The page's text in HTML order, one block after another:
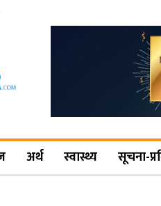
अर्थ स्वास्थ्य सूचना-